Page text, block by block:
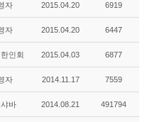
자 2015.04.20 6919
자 2015.04.20 6447
인회 2015.04.03 6877
자 2014.11.17 7559
바 2014.08.21 491794